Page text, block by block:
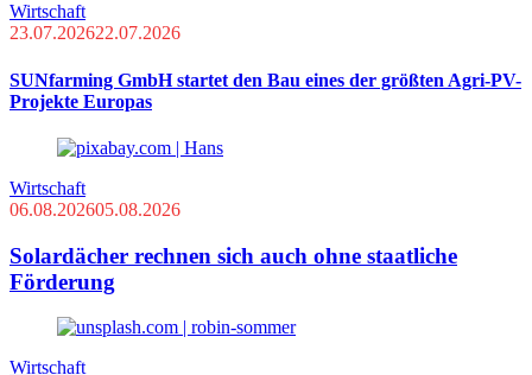
Wirtschaft
23.07.202622.07.2026
SUNfarming GmbH startet den Bau eines der größten Agri-PV-
Projekte Europas
Wirtschaft
06.08.202605.08.2026
Solardächer rechnen sich auch ohne staatliche
Förderung
Wirtschaft